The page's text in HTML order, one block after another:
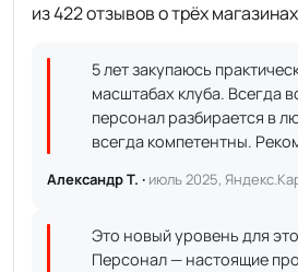
из 422 отзывов о трёх магазинах
5 лет закупаюсь
масштабах клуба. Всегда
персонал разбирается в
всегда компетентны.
Александр Т. · июль 2025,
Это новый уровень для
Персонал — настоящие